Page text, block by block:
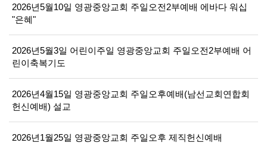
2026년5월10일 영광중앙교회 주일오전2부예배 에바다 워십
"은혜"
2026년5월3일 어린이주일 영광중앙교회 주일오전2부예배 어
린이축복기도
2026년4월15일 영광중앙교회 주일오후예배(남선교회연합회
헌신예배) 설교
2026년1월25일 영광중앙교회 주일오후 제직헌신예배